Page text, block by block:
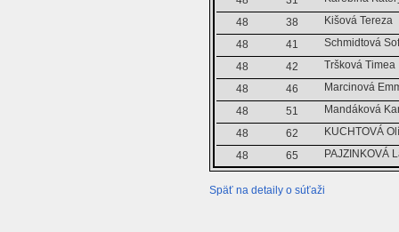
48
38
Kišová Tereza
48
41
Schmidtová
48
42
Tršková Timea
48
46
Marcinová
48
51
Mandáková
48
62
KUCHTOVÁ
48
65 PAJZINKOVÁ
Späť na detaily o súťaži